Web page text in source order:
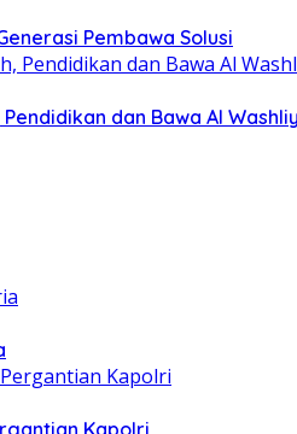
Pembawa Solusi
dan Bawa Al